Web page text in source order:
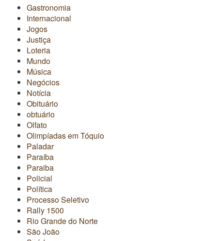
Gastronomia
Internacional
Jogos
Justiça
Loteria
Mundo
Música
Negócios
Notícia
Obituário
obtuário
Olfato
Olimpíadas em Tóquio
Paladar
Paraíba
Paraiba
Policial
Política
Processo Seletivo
Rally 1500
Rio Grande do Norte
São João